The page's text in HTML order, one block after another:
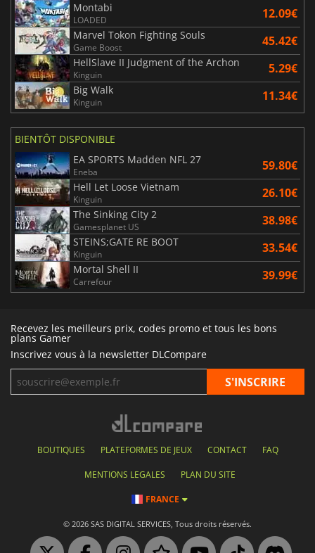
Montabi
LOADED 12.09€
Marvel Tokon Fighting Souls
Game Boost 45.42€
HellSlave II Judgment of the Archon
Kinguin 5.29€
Big Walk
Kinguin 11.34€
BIENTÔT DISPONIBLE
EA SPORTS Madden NFL 27
Eneba 59.80€
Hell Let Loose Vietnam
Kinguin 26.10€
The Sinking City 2
Gamesplanet US 38.98€
STEINS;GATE RE BOOT
Kinguin 33.54€
Mortal Shell II
Carrefour 39.99€
Recevez les meilleurs prix, codes promo et tous les bons
plans Gamer
Inscrivez vous à la newsletter DLCompare
BOUTIQUES PLATEFORMES DE JEUX CONTACT FAQ
MENTIONS LEGALES PLAN DU SITE
FRANCE
© 2026 SAS DIGITAL SERVICES, Tous droits réservés.